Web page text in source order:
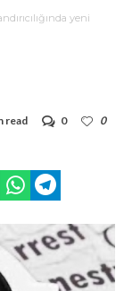
yeni
read 0
0